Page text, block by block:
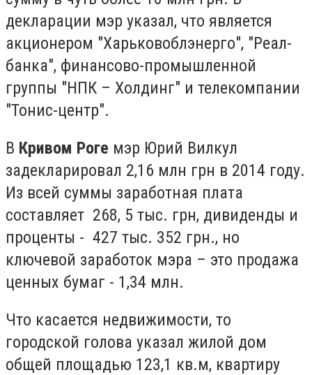
декларации мэр указал, что является
акционером "Харьковоблэнерго", "Реал-
банка", финансово-промышленной
группы "НПК – Холдинг" и телекомпании
"Тонис-центр".
В Кривом Роге мэр Юрий Вилкул
задекларировал 2,16 млн грн в 2014 году.
Из всей суммы заработная плата
составляет 268, 5 тыс. грн, дивиденды и
проценты - 427 тыс. 352 грн., но
ключевой заработок мэра – это продажа
ценных бумаг - 1,34 млн.
Что касается недвижимости, то
городской голова указал жилой дом
общей площадью 123,1 кв.м, квартиру